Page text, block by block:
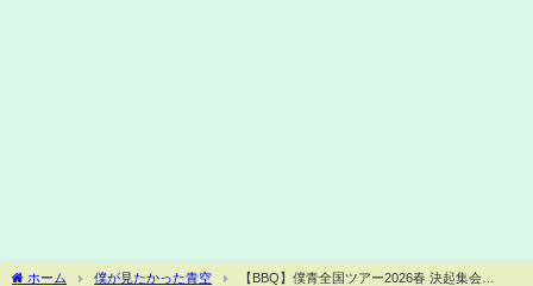
ホーム 僕が見たかった青空
【BBQ】僕青全国ツアー2026春 決起集会